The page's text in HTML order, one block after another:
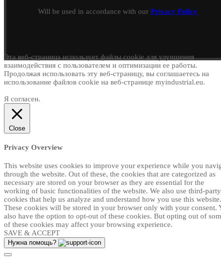
Will be used in accordance with our Privacy Policy
Эта веб-страница использует файлы cookie для улучшения
взаимодействия с пользователем и оптимизации ее работы.
Продолжая использовать эту веб-страницу, вы соглашаетесь на
использование файлов cookie на веб-странице myindustrial.eu.
Я согласен.
Close
Privacy Overview
This website uses cookies to improve your experience while you
through the website. Out of these, the cookies that are categorized as
necessary are stored on your browser as they are essential for the
working of basic functionalities of the website. We also use third-party
cookies that help us analyze and understand how you use this website.
These cookies will be stored in your browser only with your consent.
also have the option to opt-out of these cookies. But opting out of
of these cookies may affect your browsing experience.
SAVE & ACCEPT
Нужна помощь?